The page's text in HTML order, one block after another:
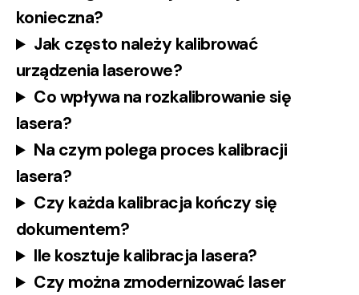
konieczna?
Jak często należy kalibrować
urządzenia laserowe?
Co wpływa na rozkalibrowanie się
lasera?
Na czym polega proces kalibracji
lasera?
Czy każda kalibracja kończy się
dokumentem?
Ile kosztuje kalibracja lasera?
Czy można zmodernizować laser